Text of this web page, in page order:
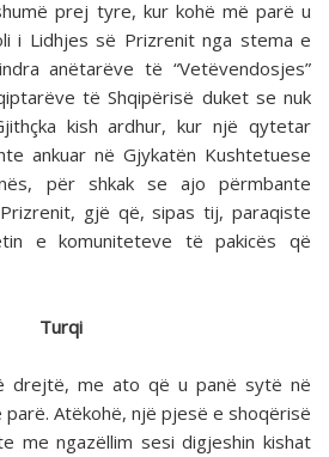
prej tyre, kur kohë më parë u
i Lidhjes së Prizrenit nga stema e
anëtarëve të “Vetëvendosjes”
të Shqipërisë duket se nuk
kish ardhur, kur një qytetar
ankuar në Gjykatën Kushtetuese
për shkak se ajo përmbante
gjë që, sipas tij, paraqiste
e komuniteteve të pakicës që
Turqi
drejtë, me ato që u panë sytë në
Atëkohë, një pjesë e shoqërisë
me ngazëllim sesi digjeshin kishat